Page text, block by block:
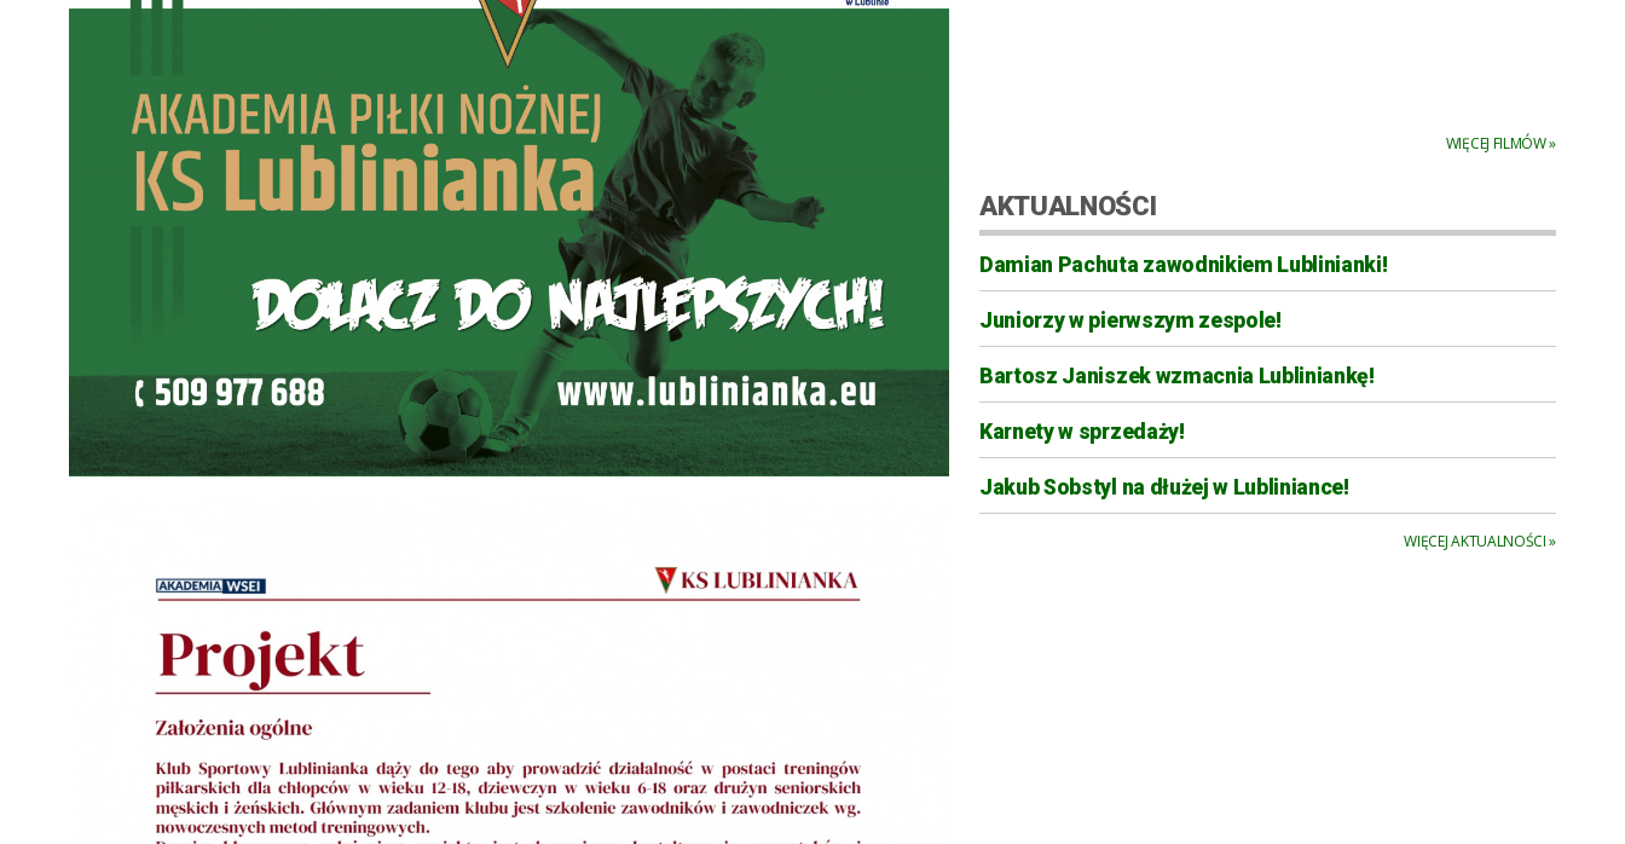
WIĘCEJ FILMÓW »
AKTUALNOŚCI
Damian Pachuta zawodnikiem Lublinianki!
Juniorzy w pierwszym zespole!
Bartosz Janiszek wzmacnia Lubliniankę!
Karnety w sprzedaży!
Jakub Sobstyl na dłużej w Lubliniance!
WIĘCEJ AKTUALNOŚCI »